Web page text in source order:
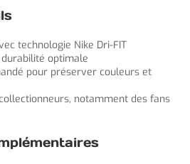
technologie Nike Dri-FIT
durabilité optimale
pour préserver couleurs et
notamment des fans